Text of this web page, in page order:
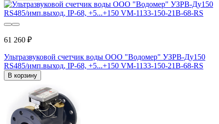
61 260 ₽
Ультразвуковой счетчик воды ООО "Водомер" УЗРВ-Ду150
RS485/имп.выход, IP-68, +5...+150 VM-1133-150-21B-68-RS
В корзину